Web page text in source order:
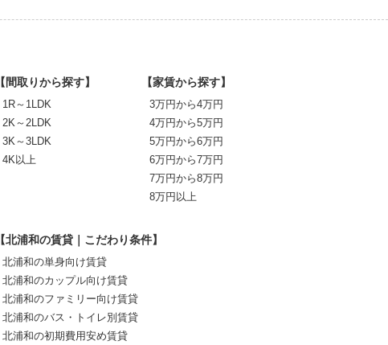
【間取りから探す】
1R～1LDK
2K～2LDK
3K～3LDK
4K以上
【家賃から探す】
3万円から4万円
4万円から5万円
5万円から6万円
6万円から7万円
7万円から8万円
8万円以上
【北浦和の賃貸｜こだわり条件】
北浦和の単身向け賃貸
北浦和のカップル向け賃貸
北浦和のファミリー向け賃貸
北浦和のバス・トイレ別賃貸
北浦和の初期費用安め賃貸